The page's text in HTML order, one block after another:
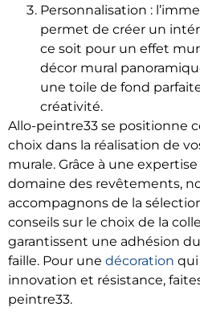
Personnalisation :
permet de créer un
ce soit pour un effet
décor mural
une toile de fond
créativité.
Allo-peintre33 se positionne
choix dans la réalisation de
murale. Grâce à une
domaine des revêtements,
accompagnons de la
conseils sur le choix de la
garantissent une adhésion
faille. Pour une décoration qui
innovation et résistance,
peintre33.